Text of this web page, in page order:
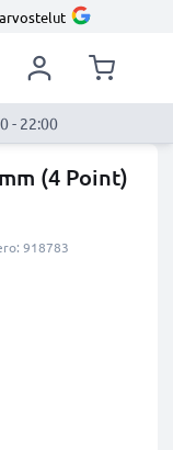
arvostelut
- 22:00
(4 Point)
918783